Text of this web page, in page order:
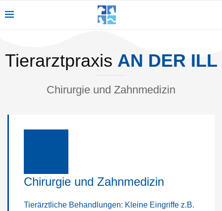
Tierarztpraxis AN DER ILL
Chirurgie und Zahnmedizin
Chirurgie und Zahnmedizin
Tierärztliche Behandlungen: Kleine Eingriffe z.B.